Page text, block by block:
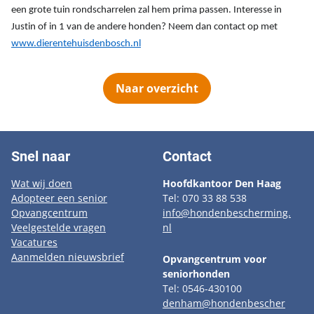
een grote tuin rondscharrelen zal hem prima passen. Interesse in
Justin of in 1 van de andere honden? Neem dan contact op met
www.dierentehuisdenbosch.nl
Naar overzicht
Snel naar
Wat wij doen
Adopteer een senior
Opvangcentrum
Veelgestelde vragen
Vacatures
Aanmelden nieuwsbrief
Contact
Hoofdkantoor Den Haag
Tel: 070 33 88 538
info@hondenbescherming.
nl
Opvangcentrum voor
seniorhonden
Tel: 0546-430100
denham@hondenbescher